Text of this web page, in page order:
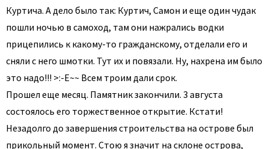
Куртича. А дело было так: Куртич, Самон и еще один чудак
пошли ночью в самоход, там они нажрались водки
прицепились к какому-то гражданскому, отделали его и
сняли с него шмотки. Тут их и повязали. Ну, нахрена им было
это надо!!! >:-E~~ Всем троим дали срок.
Прошел еще месяц. Памятник закончили. 3 августа
состоялось его торжественное открытие. Кстати!
Незадолго до завершения строительства на острове был
прикольный момент. Стою я значит на склоне острова,